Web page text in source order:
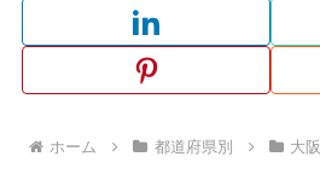
ホーム 都道府県別 大